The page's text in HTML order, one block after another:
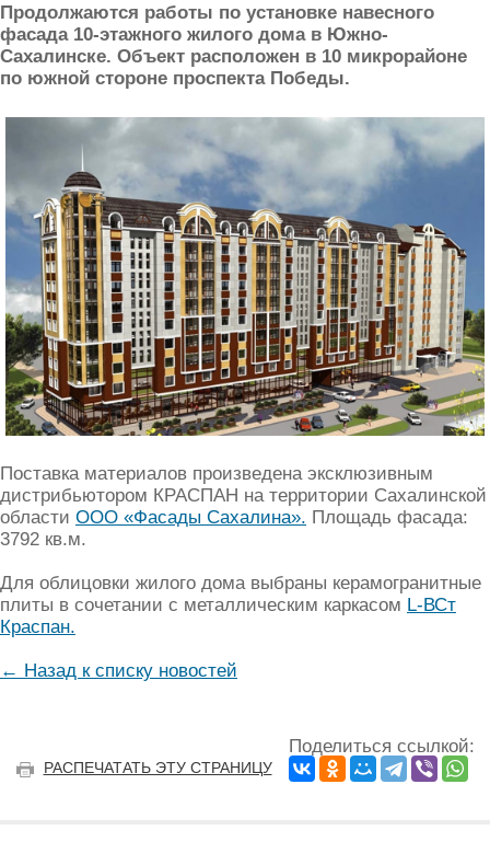
Продолжаются работы по установке навесного
фасада 10-этажного жилого дома в Южно-
Сахалинске. Объект расположен в 10 микрорайоне
по южной стороне проспекта Победы.
Поставка материалов произведена эксклюзивным
дистрибьютором КРАСПАН на территории Сахалинской
области ООО «Фасады Сахалина». Площадь фасада:
3792 кв.м.
Для облицовки жилого дома выбраны керамогранитные
плиты в сочетании с металлическим каркасом L-ВСт
Краспан.
← Назад к списку новостей
РАСПЕЧАТАТЬ ЭТУ СТРАНИЦУ
Поделиться ссылкой: